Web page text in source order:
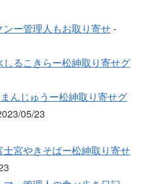
ー管理人もお取り寄せ‐
るこきらー松紳取り寄せグ
んじゅうー松紳取り寄せグ
05/23
宮やきそばー松紳取り寄せ